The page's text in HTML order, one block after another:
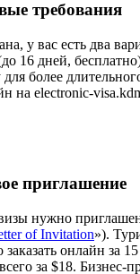
требования
у вас есть два
16 дней,
более
на electronic-
приглашение
нужно
of Invitation»).
онлайн за
за $18. Бизнес-